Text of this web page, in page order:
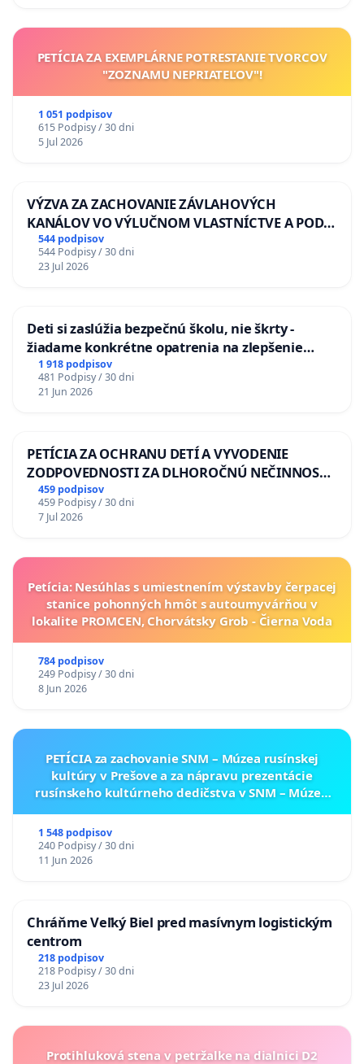
PETÍCIA ZA EXEMPLÁRNE POTRESTANIE TVORCOV
"ZOZNAMU NEPRIATEĽOV"!
1 051 podpisov
615 Podpisy / 30 dni
5 Jul 2026
VÝZVA ZA ZACHOVANIE ZÁVLAHOVÝCH
KANÁLOV VO VÝLUČNOM VLASTNÍCTVE A POD
KONTROLOU SLOVENSKEJ REPUBLIKY & žiadosť
na riešenie zanedbaného stavu závlahových a
odvodňovacích kanálov na Slovensku
544 podpisov
544 Podpisy / 30 dni
23 Jul 2026
Deti si zaslúžia bezpečnú školu, nie škrty -
žiadame konkrétne opatrenia na zlepšenie
situácie v školstve
1 918 podpisov
481 Podpisy / 30 dni
21 Jun 2026
PETÍCIA ZA OCHRANU DETÍ A VYVODENIE
ZODPOVEDNOSTI ZA DLHOROČNÚ NEČINNOSŤ
A ZLYHANIE ŠTÁTU
459 podpisov
459 Podpisy / 30 dni
7 Jul 2026
Petícia: Nesúhlas s umiestnením výstavby čerpacej
stanice pohonných hmôt s autoumyvárňou v
lokalite PROMCEN, Chorvátsky Grob - Čierna Voda
784 podpisov
249 Podpisy / 30 dni
8 Jun 2026
PETÍCIA za zachovanie SNM – Múzea rusínskej
kultúry v Prešove a za nápravu prezentácie
rusínskeho kultúrneho dedičstva v SNM – Múzeu
1 548 podpisov
240 Podpisy / 30 dni
11 Jun 2026
Chráňme Veľký Biel pred masívnym logistickým
centrom
218 podpisov
218 Podpisy / 30 dni
23 Jul 2026
Protihluková stena v petržalke na dialnici D2